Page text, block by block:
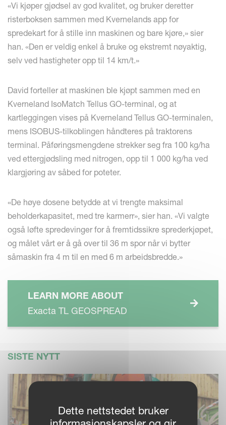
«Vi kjøper gjødsel av god kvalitet, og bruker deretter
risterboksen sammen med Kvernelands app for
spredekart for å stille inn maskinen og bare kjøre,» sier
han. «Den er veldig enkel å bruke og ekstremt nøyaktig,
selv ved hastigheter opp til 14 km/t.»
David forteller at maskinen ble kjøpt sammen med en
Kverneland IsoMatch Tellus GO-terminal, og at
kartleggingen vises på Kverneland Tellus GO-terminalen,
mens ISOBUS-tilkoblingen håndteres på traktorens
terminal. Påføringsmengdene strekker seg fra 100 kg/ha
ved ettergjødsling med nitrogen, opp til 1 000 kg/ha ved
klargjøring av såbed for poteter.
«De høye dosene betydde at vi trengte maksimal
beholderkapasitet, med tre karmerr», sier han. «Vi valgte
også løfte spredevinger for å fremtidssikre sprederkjøpet,
og målet vårt er å gå over til 36 m spor når vi bytter
såmaskin fra 4 m til en med 6 m arbeidsbredde.»
LEARN MORE ABOUT
Exacta TL GEOSPREAD
SISTE NYTT
Dette nettstedet bruker